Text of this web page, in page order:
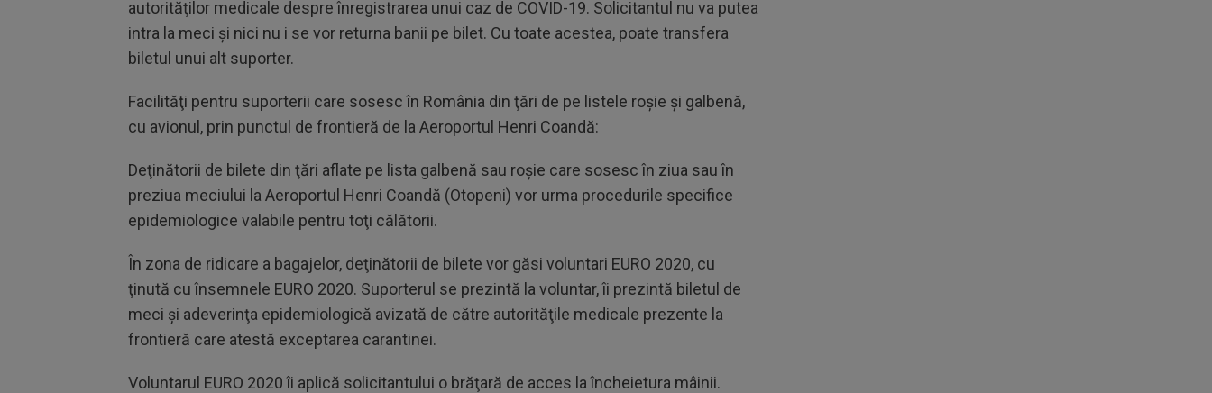
autorităţilor medicale despre înregistrarea unui caz de COVID-19. Solicitantul nu va putea
intra la meci şi nici nu i se vor returna banii pe bilet. Cu toate acestea, poate transfera
biletul unui alt suporter.
Facilităţi pentru suporterii care sosesc în România din ţări de pe listele roşie şi galbenă,
cu avionul, prin punctul de frontieră de la Aeroportul Henri Coandă:
Deţinătorii de bilete din ţări aflate pe lista galbenă sau roşie care sosesc în ziua sau în
preziua meciului la Aeroportul Henri Coandă (Otopeni) vor urma procedurile specifice
epidemiologice valabile pentru toţi călătorii.
În zona de ridicare a bagajelor, deţinătorii de bilete vor găsi voluntari EURO 2020, cu
ţinută cu însemnele EURO 2020. Suporterul se prezintă la voluntar, îi prezintă biletul de
meci şi adeverinţa epidemiologică avizată de către autorităţile medicale prezente la
frontieră care atestă exceptarea carantinei.
Voluntarul EURO 2020 îi aplică solicitantului o brăţară de acces la încheietura mâinii.